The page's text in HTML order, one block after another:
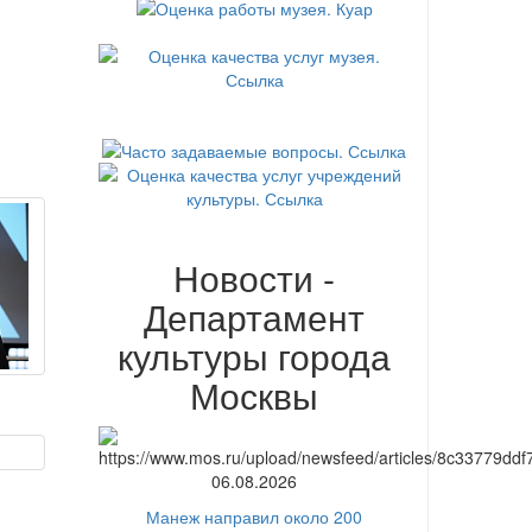
Новости -
Департамент
культуры города
Москвы
06.08.2026
Манеж направил около 200